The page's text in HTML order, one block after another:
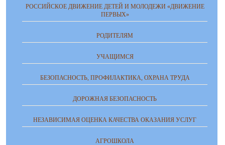
РОССИЙСКОЕ ДВИЖЕНИЕ ДЕТЕЙ И МОЛОДЕЖИ «ДВИЖЕНИЕ
ПЕРВЫХ»
РОДИТЕЛЯМ
УЧАЩИМСЯ
БЕЗОПАСНОСТЬ, ПРОФИЛАКТИКА, ОХРАНА ТРУДА
ДОРОЖНАЯ БЕЗОПАСНОСТЬ
НЕЗАВИСИМАЯ ОЦЕНКА КАЧЕСТВА ОКАЗАНИЯ УСЛУГ
АГРОШКОЛА